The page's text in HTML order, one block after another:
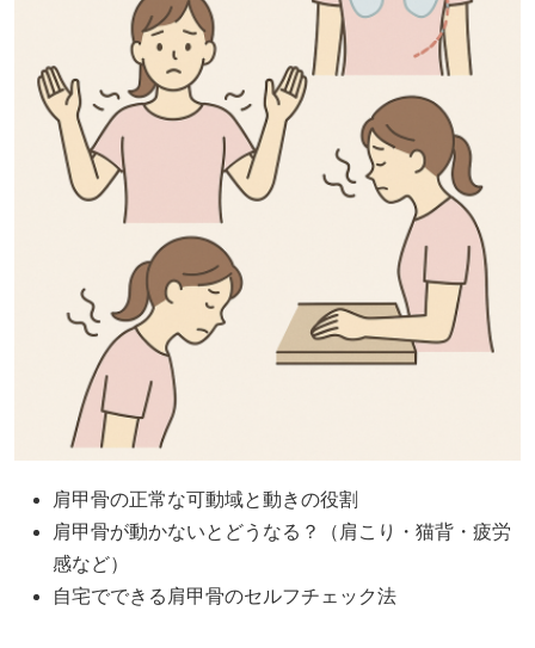
肩甲骨の正常な可動域と動きの役割
肩甲骨が動かないとどうなる？（肩こり・猫背・疲労
感など）
自宅でできる肩甲骨のセルフチェック法